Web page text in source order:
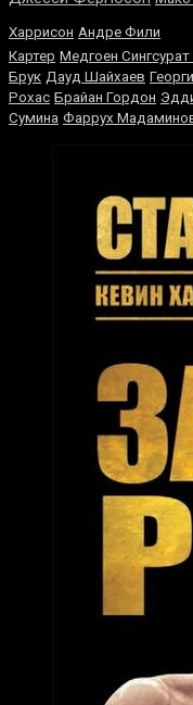
Харрисон Андре Фили
Картер Медгоен Сингсурат
Брук Дауд Шайхаев
Рохас Брайан Гордон
Сумина Фаррух